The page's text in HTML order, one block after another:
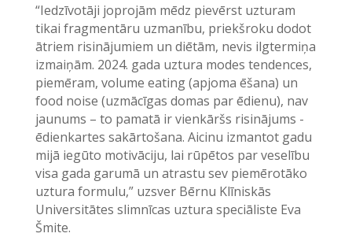
“Iedzīvotāji joprojām mēdz pievērst uzturam
tikai fragmentāru uzmanību, priekšroku dodot
ātriem risinājumiem un diētām, nevis ilgtermiņa
izmaiņām. 2024. gada uztura modes tendences,
piemēram, volume eating (apjoma ēšana) un
food noise (uzmācīgas domas par ēdienu), nav
jaunums – to pamatā ir vienkāršs risinājums -
ēdienkartes sakārtošana. Aicinu izmantot gadu
mijā iegūto motivāciju, lai rūpētos par veselību
visa gada garumā un atrastu sev piemērotāko
uztura formulu,” uzsver Bērnu Klīniskās
Universitātes slimnīcas uztura speciāliste Eva
Šmite.